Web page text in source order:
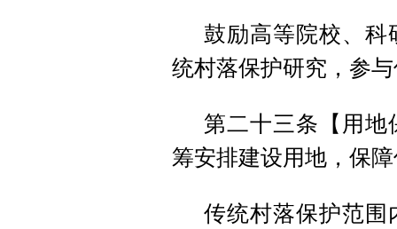
鼓励高等院校、
统村落保护研究，参
第二十三条【用
筹安排建设用地，保
传统村落保护范围